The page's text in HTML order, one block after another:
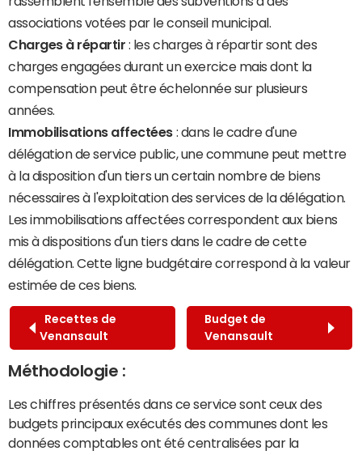
associations votées par le conseil municipal.
Charges à répartir : les charges à répartir sont des
charges engagées durant un exercice mais dont la
compensation peut être échelonnée sur plusieurs
années.
Immobilisations affectées : dans le cadre d'une
délégation de service public, une commune peut mettre
à la disposition d'un tiers un certain nombre de biens
nécessaires à l'exploitation des services de la délégation.
Les immobilisations affectées correspondent aux biens
mis à dispositions d'un tiers dans le cadre de cette
délégation. Cette ligne budgétaire correspond à la valeur
estimée de ces biens.
Recettes de
Venansault
Budget de
Venansault
Méthodologie :
Les chiffres présentés dans ce service sont ceux des
budgets principaux exécutés des communes dont les
données comptables ont été centralisées par la